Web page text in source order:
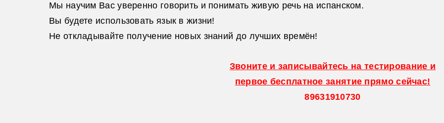
Мы научим Вас уверенно говорить и понимать живую речь на испанском.
Вы будете использовать язык в жизни!
Не откладывайте получение новых знаний до лучших времён!
Звоните и записывайтесь на тестирование и
первое бесплатное занятие прямо сейчас!
89631910730